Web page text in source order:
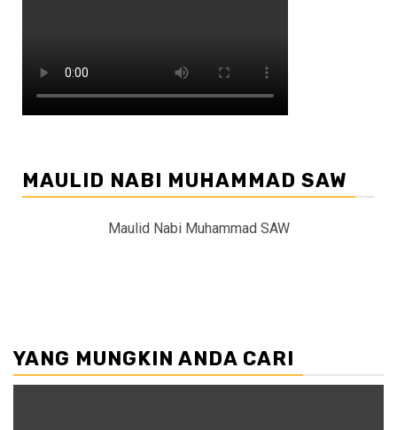
MAULID NABI MUHAMMAD SAW
Maulid Nabi Muhammad SAW
YANG MUNGKIN ANDA CARI